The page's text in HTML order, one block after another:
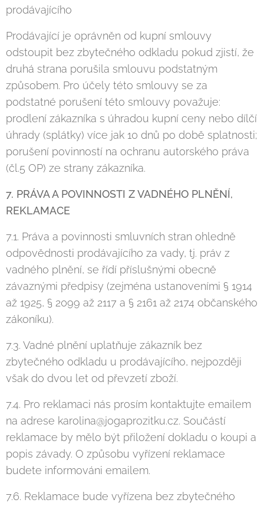
prodávajícího
Prodávající je oprávněn od kupní smlouvy
odstoupit bez zbytečného odkladu pokud zjistí, že
druhá strana porušila smlouvu podstatným
způsobem. Pro účely této smlouvy se za
podstatné porušení této smlouvy považuje:
prodlení zákazníka s úhradou kupní ceny nebo dílčí
úhrady (splátky) více jak 10 dnů po době splatnosti;
porušení povinností na ochranu autorského práva
(čl.5 OP) ze strany zákazníka.
7. PRÁVA A POVINNOSTI Z VADNÉHO PLNĚNÍ,
REKLAMACE
7.1. Práva a povinnosti smluvních stran ohledně
odpovědnosti prodávajícího za vady, tj. práv z
vadného plnění, se řídí příslušnými obecně
závaznými předpisy (zejména ustanoveními § 1914
až 1925, § 2099 až 2117 a § 2161 až 2174 občanského
zákoníku).
7.3. Vadné plnění uplatňuje zákazník bez
zbytečného odkladu u prodávajícího, nejpozději
však do dvou let od převzetí zboží.
7.4. Pro reklamaci nás prosím kontaktujte emailem
na adrese karolina@jogaprozitku.cz. Součástí
reklamace by mělo být přiložení dokladu o koupi a
popis závady. O způsobu vyřízení reklamace
budete informováni emailem.
7.6. Reklamace bude vyřízena bez zbytečného